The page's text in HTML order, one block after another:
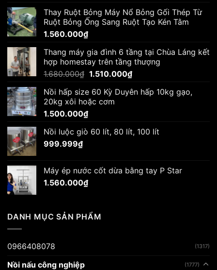
Thay Ruột Bỏng Máy Nổ Bỏng Gối Thép Từ
Ruột Bỏng Ống Sang Ruột Tạo Kén Tằm
1.560.000₫
Thang máy gia đình 6 tầng tại Chùa Láng kết
hợp homestay trên tầng thượng
1.680.000₫ Giá
là:
1.680.000₫.
1.510.000₫Giá
tại
Nồi hấp size 60 Kỳ Duyên hấp 10kg gạo,
20kg xôi hoặc cơm
1.500.000₫
Nồi luộc giò 60 lít, 80 lít, 100 lít
999.999₫
Máy ép nước cốt dừa bằng tay P Star
1.560.000₫
DANH MỤC SẢN PHẨM
0966408078 (1317)
Nồi nấu công nghiệp (1777)